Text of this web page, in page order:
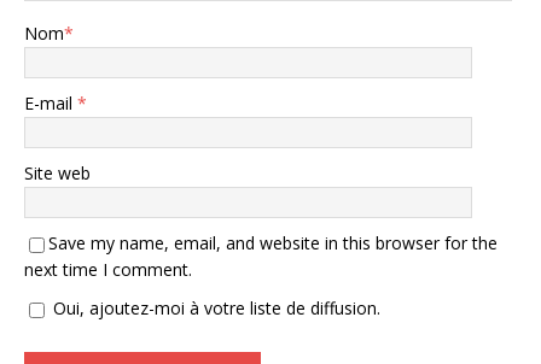
Nom*
E-mail *
Site web
Save my name, email, and website in this browser for the
next time I comment.
Oui, ajoutez-moi à votre liste de diffusion.